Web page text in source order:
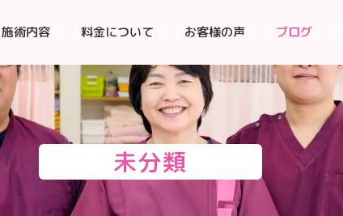
施術内容 料金について お客様の声 ブログ
未分類